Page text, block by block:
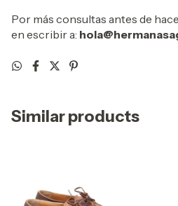
Por más consultas antes de
en escribir a:
Similar products